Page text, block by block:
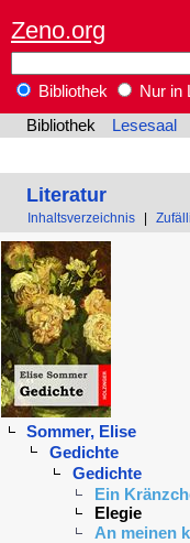
Zeno.org
Bibliothek
Nur in
Bibliothek
Lesesaal
Literatur
Inhaltsverzeichnis
Sommer, Elise
Gedichte
Gedichte
Ein
Elegie
An meinen